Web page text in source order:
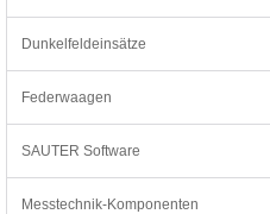
Dunkelfeldeinsätze
Federwaagen
SAUTER Software
Messtechnik-Komponenten